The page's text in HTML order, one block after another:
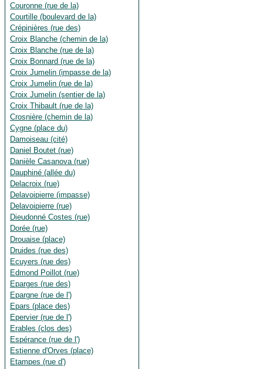
Couronne (rue de la)
Courtille (boulevard de la)
Crépinières (rue des)
Croix Blanche (chemin de la)
Croix Blanche (rue de la)
Croix Bonnard (rue de la)
Croix Jumelin (impasse de la)
Croix Jumelin (rue de la)
Croix Jumelin (sentier de la)
Croix Thibault (rue de la)
Crosnière (chemin de la)
Cygne (place du)
Damoiseau (cité)
Daniel Boutet (rue)
Danièle Casanova (rue)
Dauphiné (allée du)
Delacroix (rue)
Delavoipierre (impasse)
Delavoipierre (rue)
Dieudonné Costes (rue)
Dorée (rue)
Drouaise (place)
Druides (rue des)
Ecuyers (rue des)
Edmond Poillot (rue)
Eparges (rue des)
Epargne (rue de l')
Epars (place des)
Epervier (rue de l')
Erables (clos des)
Espérance (rue de l')
Estienne d'Orves (place)
Etampes (rue d')